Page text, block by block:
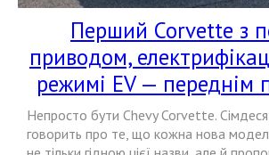
Перший Corvette з
приводом,
режимі EV — переднім
Непросто бути Chevy Corvette. Сімдесят
говорить про те, що кожна нова